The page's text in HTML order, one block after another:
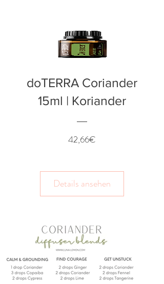
doTERRA Coriander
15ml | Koriander
42,66€
Details ansehen